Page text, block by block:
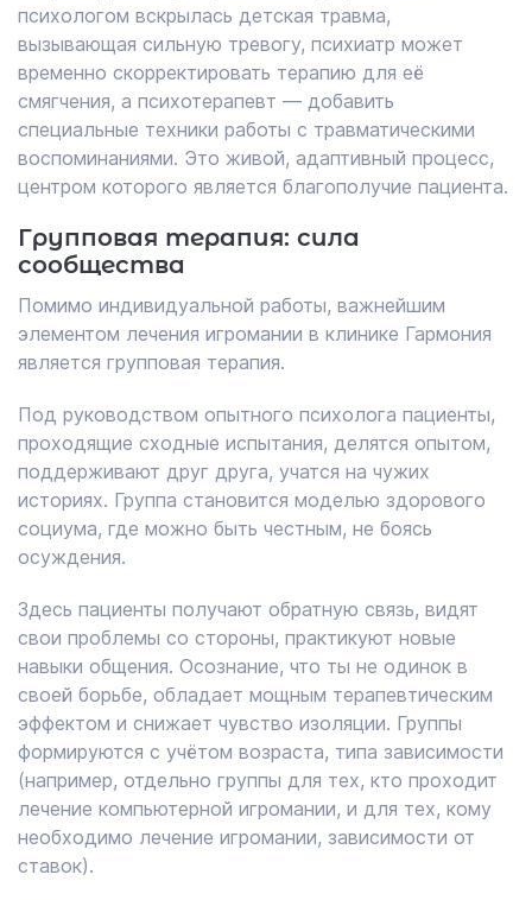
психологом вскрылась детская травма,
вызывающая сильную тревогу, психиатр может
временно скорректировать терапию для её
смягчения, а психотерапевт — добавить
специальные техники работы с травматическими
воспоминаниями. Это живой, адаптивный процесс,
центром которого является благополучие пациента.
Групповая терапия: сила
сообщества
Помимо индивидуальной работы, важнейшим
элементом лечения игромании в клинике Гармония
является групповая терапия.
Под руководством опытного психолога пациенты,
проходящие сходные испытания, делятся опытом,
поддерживают друг друга, учатся на чужих
историях. Группа становится моделью здорового
социума, где можно быть честным, не боясь
осуждения.
Здесь пациенты получают обратную связь, видят
свои проблемы со стороны, практикуют новые
навыки общения. Осознание, что ты не одинок в
своей борьбе, обладает мощным терапевтическим
эффектом и снижает чувство изоляции. Группы
формируются с учётом возраста, типа зависимости
(например, отдельно группы для тех, кто проходит
лечение компьютерной игромании, и для тех, кому
необходимо лечение игромании, зависимости от
ставок).